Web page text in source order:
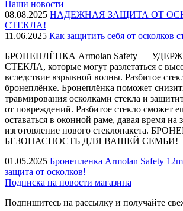
Наши новости
08.08.2025 НАДЕЖНАЯ ЗАЩИТА ОТ
СТЕКЛА!
11.06.2025 Как защитить себя от осколков
БРОНЕПЛЁНКА Armolan Safety —
СТЕКЛА, которые могут разлетаться с
вследствие взрывной волны. Разбитое
бронеплёнке. Бронеплёнка поможет
травмирования осколками стекла и
от повреждений. Разбитое стекло сможет
оставаться в оконной раме, давая время на
изготовление нового стеклопакета.
БЕЗОПАСНОСТЬ ДЛЯ ВАШЕЙ СЕМЬИ!
01.05.2025 Бронепленка Armolan Safety
защита от осколков!
Подписка на новости магазина
Подпишитесь на рассылку и получайте